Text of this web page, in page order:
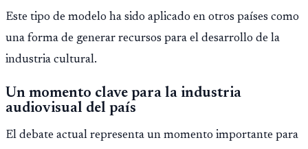
Este tipo de modelo ha sido aplicado en otros países como
una forma de generar recursos para el desarrollo de la
industria cultural.
Un momento clave para la industria
audiovisual del país
El debate actual representa un momento importante para